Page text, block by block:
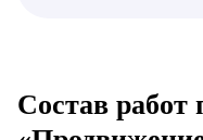
Состав работ